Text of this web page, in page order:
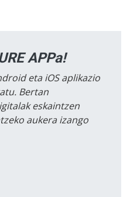
APPa!
eta iOS aplikazio
Bertan
eskaintzen
aukera izango